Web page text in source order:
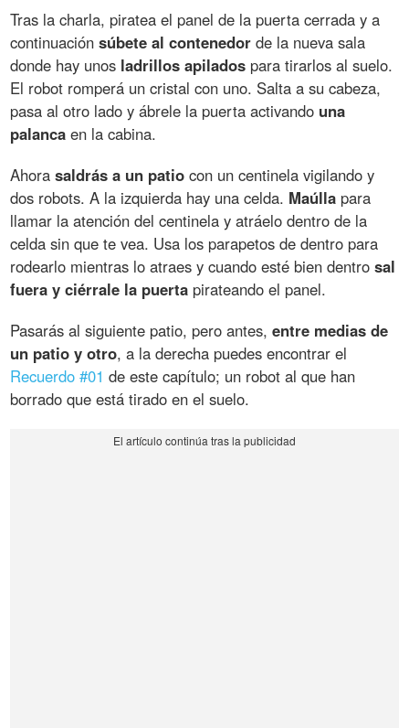
Tras la charla, piratea el panel de la puerta cerrada y a
continuaciónsúbete al contenedor de la nueva sala
donde hay unos ladrillos apilados para tirarlos al suelo.
El robot romperá un cristal con uno. Salta a su cabeza,
pasa al otro lado y ábrele la puerta activando una
palanca en la cabina.
Ahorasaldrás a un patio con un centinela vigilando y
dos robots. A la izquierda hay una celda. Maúlla para
llamar la atención del centinela y atráelo dentro de la
celda sin que te vea. Usa los parapetos de dentro para
rodearlo mientras lo atraes y cuando esté bien dentrosal
fuera y ciérrale la puerta pirateando el panel.
Pasarás al siguiente patio, pero antes,entre medias de
un patio y otro, a la derecha puedes encontrar el
Recuerdo #01 de este capítulo; un robot al que han
borrado que está tirado en el suelo.